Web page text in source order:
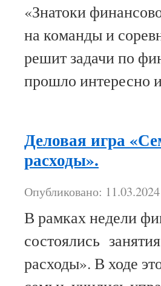
«Знатоки
на команды и
решит задачи по
прошло интересно
Деловая игра
расходы».
Опубликовано: 11.03.2024
В рамках недели
состоялись
расходы». В ходе